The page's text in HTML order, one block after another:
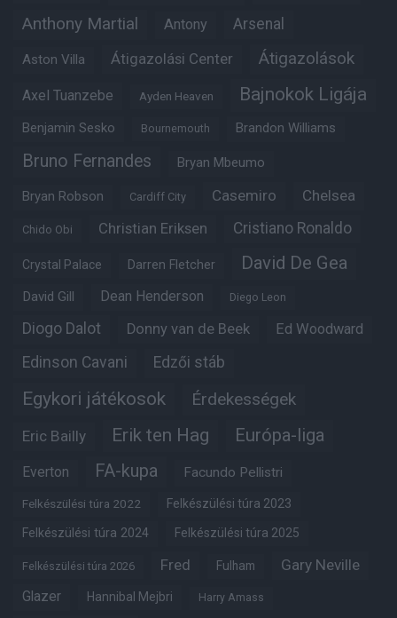
Anthony Martial Antony Arsenal
Aston Villa Átigazolási Center Átigazolások
Axel Tuanzebe Ayden Heaven Bajnokok Ligája
Benjamin Sesko Bournemouth Brandon Williams
Bruno Fernandes Bryan Mbeumo
Bryan Robson Cardiff City Casemiro Chelsea
Chido Obi Christian Eriksen Cristiano Ronaldo
Crystal Palace Darren Fletcher David De Gea
David Gill Dean Henderson Diego Leon
Diogo Dalot Donny van de Beek Ed Woodward
Edinson Cavani Edzői stáb
Egykori játékosok Érdekességek
Eric Bailly Erik ten Hag Európa-liga
Everton FA-kupa Facundo Pellistri
Felkészülési túra 2022 Felkészülési túra 2023
Felkészülési túra 2024 Felkészülési túra 2025
Felkészülési túra 2026 Fred Fulham Gary Neville
Glazer Hannibal Mejbri Harry Amass